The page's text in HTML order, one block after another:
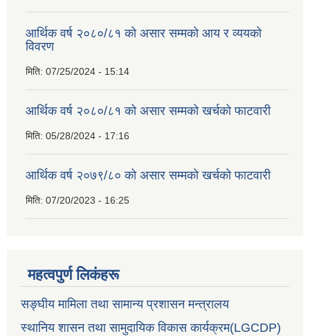
आर्थिक वर्ष २०८०/८१ को असार सम्मको आय र व्ययको
विवरण
मिति: 07/25/2024 - 15:14
आर्थिक वर्ष २०८०/८१ को असार सम्मको खर्चको फाटवारी
मिति: 05/28/2024 - 17:16
आर्थिक वर्ष २०७९/८० को असार सम्मको खर्चको फाटवारी
मिति: 07/20/2023 - 16:25
महत्वपुर्ण लिकंहरू
सङ्घीय मामिला तथा सामान्य प्रशासन मन्त्रालय
स्थानिय शासन तथा सामुदायिक विकास कार्यक्रम(LGCDP)